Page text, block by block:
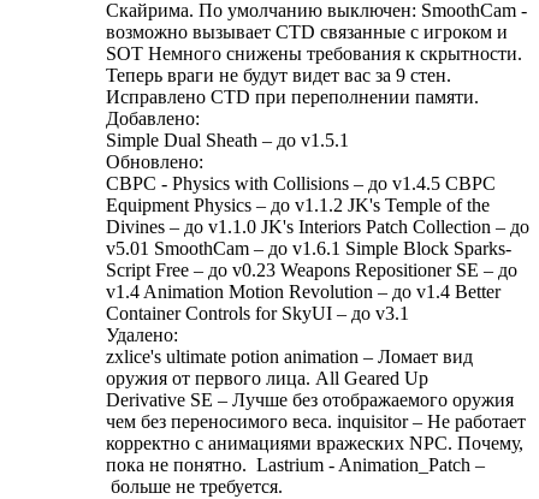
Скайрима. По умолчанию выключен: SmoothCam -
возможно вызывает CTD связанные с игроком и
SOT Немного снижены требования к скрытности.
Теперь враги не будут видет вас за 9 стен.
Исправлено CTD при переполнении памяти.
Добавлено:
Simple Dual Sheath – до v1.5.1
Обновлено:
CBPC - Physics with Collisions – до v1.4.5 CBPC
Equipment Physics – до v1.1.2 JK's Temple of the
Divines – до v1.1.0 JK's Interiors Patch Collection – до
v5.01 SmoothCam – до v1.6.1 Simple Block Sparks-
Script Free – до v0.23 Weapons Repositioner SE – до
v1.4 Animation Motion Revolution – до v1.4 Better
Container Controls for SkyUI – до v3.1
Удалено:
zxlice's ultimate potion animation – Ломает вид
оружия от первого лица. All Geared Up
Derivative SE – Лучше без отображаемого оружия
чем без переносимого веса. inquisitor – Не работает
корректно с анимациями вражеских NPC. Почему,
пока не понятно. Lastrium - Animation_Patch –
больше не требуется.